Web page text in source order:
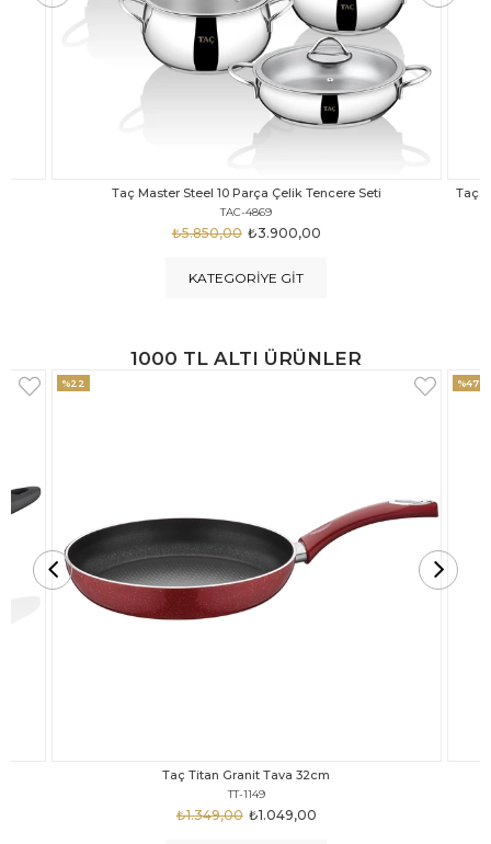
Taç Carabella Döküm Cam Kapak 7 Parça Tencere Seti Siyah
TAC-3817
₺3.250,00
₺4.350,00
KATEGORIYE GIT
1000 TL ALTI ÜRÜNLER
Taç Titan Granit Tava 30cm
TT-1148
₺999,00
₺1.875,00
%47 %18